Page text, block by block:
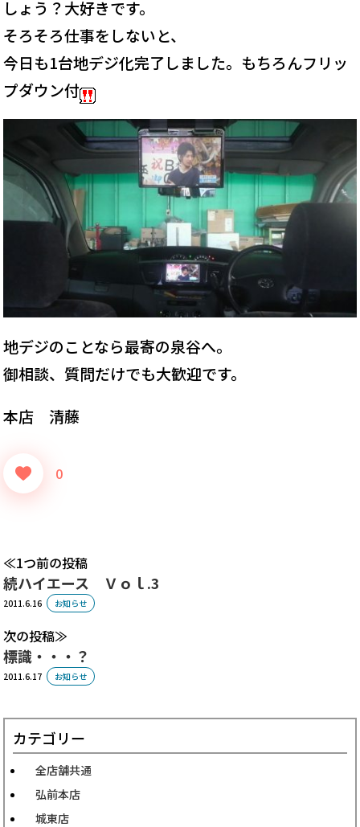
しょう？大好きです。
そろそろ仕事をしないと、
今日も1台地デジ化完了しました。もちろんフリッ
プダウン付
地デジのことなら最寄の泉谷へ。
御相談、質問だけでも大歓迎です。
本店 清藤
0
1つ前の投稿
続ハイエース Ｖｏｌ.3
2011.6.16 お知らせ
次の投稿
標識・・・？
2011.6.17 お知らせ
カテゴリー
全店舗共通
弘前本店
城東店